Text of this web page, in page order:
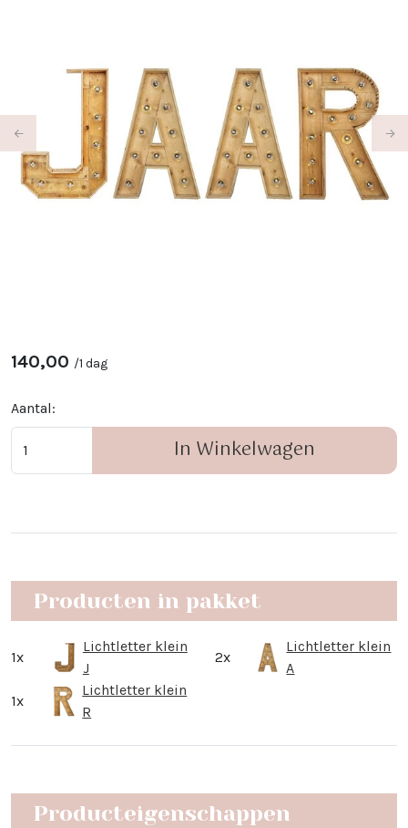
140,00 /1 dag
Aantal:
In Winkelwagen
Previous
Producten in pakket
1x
Lichtletter klein
J
2x
Lichtletter klein
A
1x
Lichtletter klein
R
Producteigenschappen